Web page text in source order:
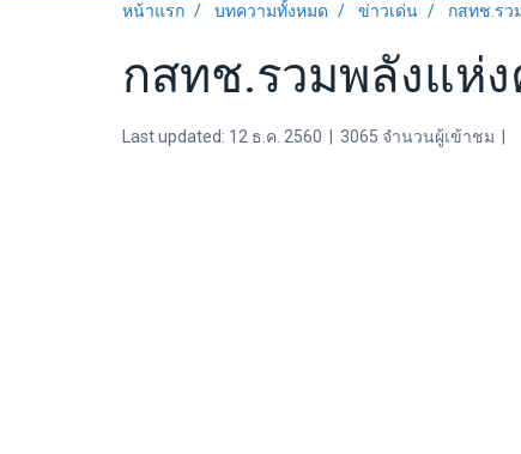
หน้าแรก บทความทั้งหมด ข่าวเด่น กสทช.รว
กสทช.รวมพลังแห่
Last updated: 12 ธ.ค. 2560 3065 จำนวนผู้เข้าชม